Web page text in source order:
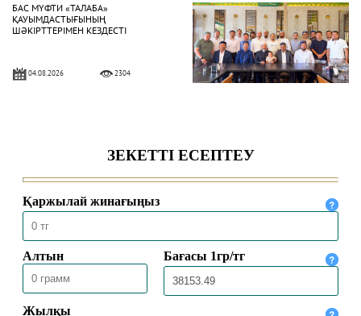
БАС МҮФТИ «ТАЛАБА»
ҚАУЫМДАСТЫҒЫНЫҢ
ШӘКІРТТЕРІМЕН КЕЗДЕСТІ
04.08.2026 2304
04.08.2026 2009
БАС МҮФТИ ТӨРАЛҚА МӘЖІЛІСІН
ӨТКІЗДІ
31.07.2026